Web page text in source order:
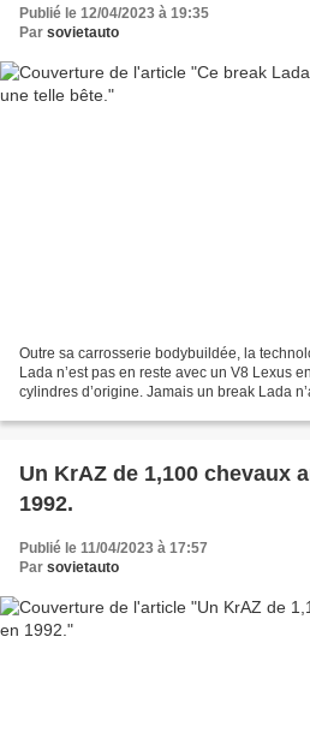
Publié le 12/04/2023 à 19:35
Par sovietauto
Outre sa carrosserie bodybuildée, la
Lada n’est pas en reste avec un V8 Lexus
cylindres d’origine. Jamais un break Lada
Un KrAZ de 1,100 chevaux
1992.
Publié le 11/04/2023 à 17:57
Par sovietauto